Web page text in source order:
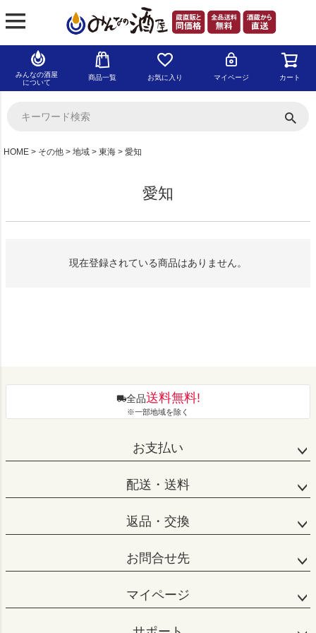
みんなの酒屋
について
商品一覧 お気に入り マイページ カート
HOME その他 地域 東海 愛知
愛知
現在登録されている商品はありません。
全品送料無料!
※一部地域を除く
お支払い
配送・送料
返品・交換
お問合せ先
マイページ